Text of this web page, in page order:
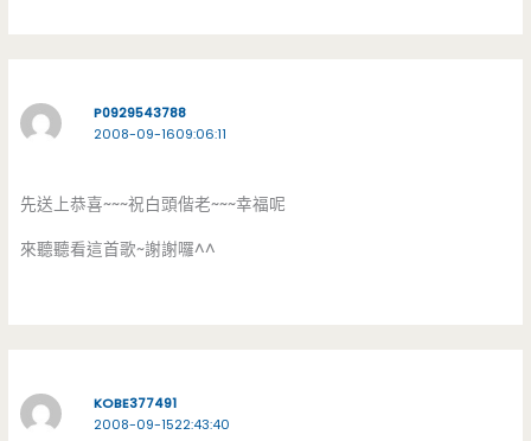
P0929543788
2008-09-1609:06:11
先送上恭喜~~~祝白頭偕老~~~幸福呢
來聽聽看這首歌~謝謝囉^^
KOBE377491
2008-09-1522:43:40